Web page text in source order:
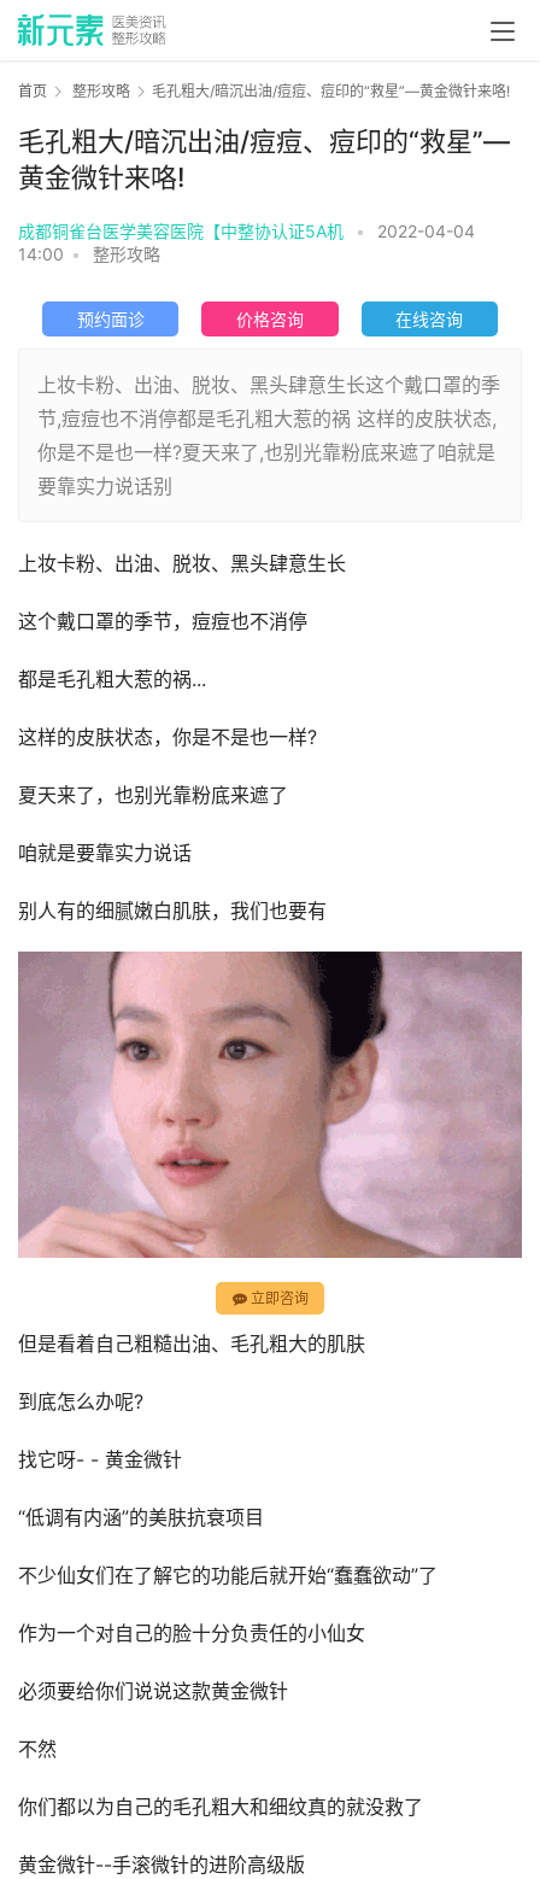
首页 整形攻略 毛孔粗大/暗沉出油/痘痘、痘印的“救星”—黄金微针来咯!
毛孔粗大/暗沉出油/痘痘、痘印的“救星”—
黄金微针来咯!
成都铜雀台医学美容医院【中整协认证5A机 •
2022-04-04
14:00 • 整形攻略
预约面诊 价格咨询 在线咨询
上妆卡粉、出油、脱妆、黑头肆意生长这个戴口罩的季
节,痘痘也不消停都是毛孔粗大惹的祸 这样的皮肤状态,
你是不是也一样?夏天来了,也别光靠粉底来遮了咱就是
要靠实力说话别
上妆卡粉、出油、脱妆、黑头肆意生长
这个戴口罩的季节，痘痘也不消停
都是毛孔粗大惹的祸...
这样的皮肤状态，你是不是也一样?
夏天来了，也别光靠粉底来遮了
咱就是要靠实力说话
别人有的细腻嫩白肌肤，我们也要有
立即咨询
但是看着自己粗糙出油、毛孔粗大的肌肤
到底怎么办呢?
找它呀- - 黄金微针
“低调有内涵”的美肤抗衰项目
不少仙女们在了解它的功能后就开始“蠢蠢欲动”了
作为一个对自己的脸十分负责任的小仙女
必须要给你们说说这款黄金微针
不然
你们都以为自己的毛孔粗大和细纹真的就没救了
黄金微针--手滚微针的进阶高级版